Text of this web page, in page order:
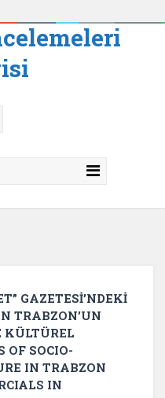
GAZETESİ’NDEKİ
TRABZON’UN
KÜLTÜREL
SOCIO-
IN TRABZON
IN